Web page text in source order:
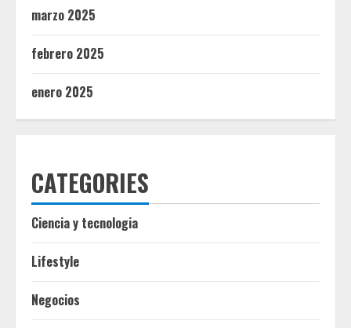
marzo 2025
febrero 2025
enero 2025
CATEGORIES
Ciencia y tecnologia
Lifestyle
Negocios